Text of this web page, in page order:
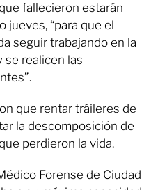
fallecieron estarán
jueves, “para que el
seguir trabajando en la
se realicen las
que rentar tráileres de
la descomposición de
perdieron la vida.
Forense de Ciudad